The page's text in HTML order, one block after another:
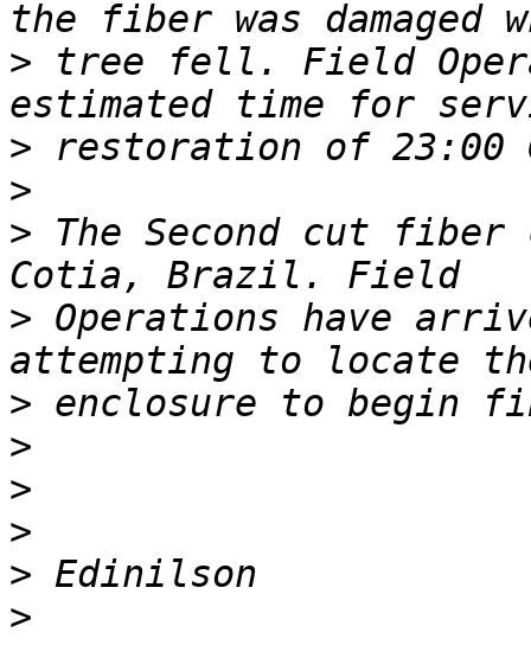
> tree fell. Field
>
>
> The Second cut
> Operations have
>
>
>
>
>
>